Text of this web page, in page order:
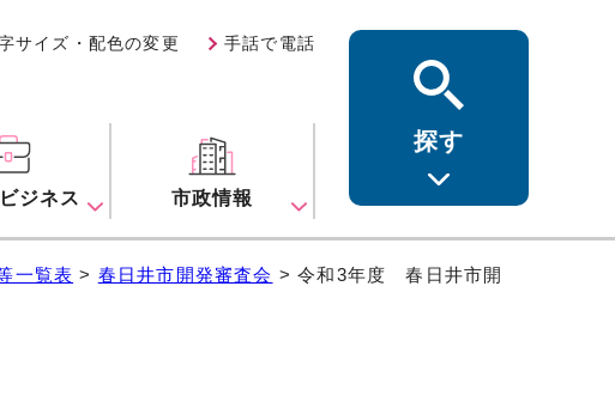
サイズ・配色の変更 手話で電話
ジネス 市政情報
探す
一覧表 > 春日井市開発審査会 > 令和3年度 春日井市開